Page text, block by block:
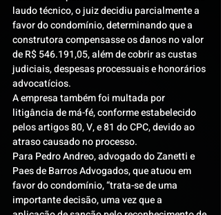
laudo técnico, o juiz decidiu parcialmente a
favor do condomínio, determinando que a
construtora compensasse os danos no valor
de R$ 546.191,05, além de cobrir as custas
judiciais, despesas processuais e honorários
advocatícios.
A empresa também foi multada por
litigância de má-fé, conforme estabelecido
pelos artigos 80, V, e 81 do CPC, devido ao
atraso causado no processo.
Para Pedro Andreo, advogado do Zanetti e
Paes de Barros Advogados, que atuou em
favor do condomínio, “trata-se de uma
importante decisão, uma vez que a